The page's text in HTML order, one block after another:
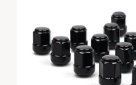
Contact